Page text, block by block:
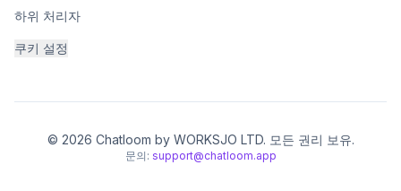
하위 처리자
쿠키 설정
© 2026 Chatloom by WORKSJO LTD. 모든 권리 보유.
문의: support@chatloom.app